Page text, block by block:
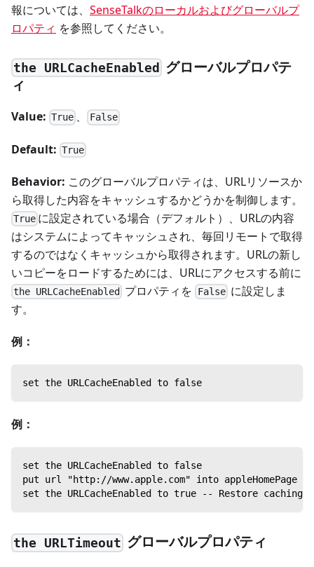
報については、 SenseTalkのローカルおよびグローバルプ
ロパティ を参照してください。
the URLCacheEnabled
グローバルプロパテ
ィ
Value: True 、 False
Default: True
Behavior: このグローバルプロパティは、URLリソースか
ら取得した内容をキャッシュするかどうかを制御します。
True に設定されている場合（デフォルト）、URLの内容
はシステムによってキャッシュされ、毎回リモートで取得
するのではなくキャッシュから取得されます。URLの新し
いコピーをロードするためには、URLにアクセスする前に
the URLCacheEnabled プロパティを Falseに設定しま
す。
例：
set the URLCacheEnabled to false
例：
set the URLCacheEnabled to false
put url "http://www.apple.com" into appleHomePage --
set the URLCacheEnabled to true -- Restore caching
the URLTimeout グローバルプロパティ